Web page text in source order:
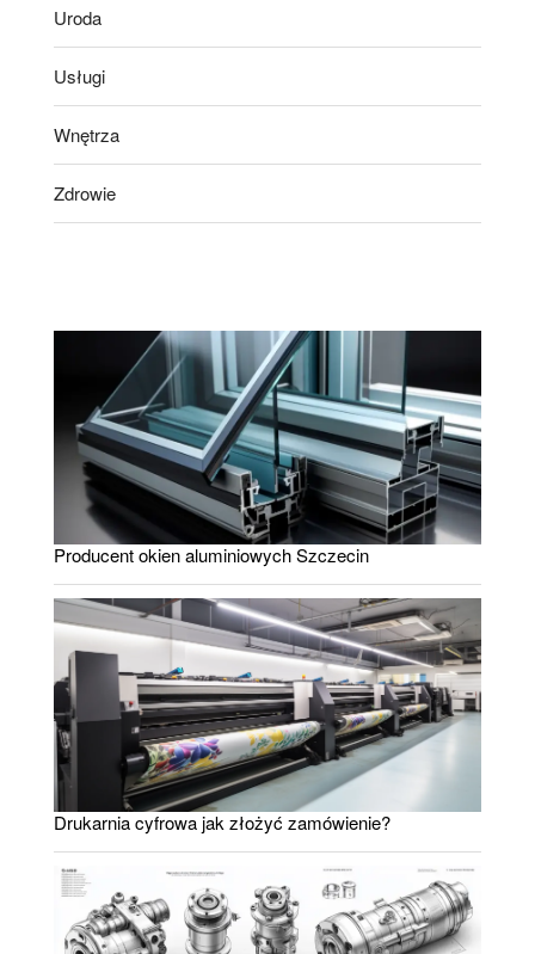
Uroda
Usługi
Wnętrza
Zdrowie
Producent okien aluminiowych Szczecin
Drukarnia cyfrowa jak złożyć zamówienie?